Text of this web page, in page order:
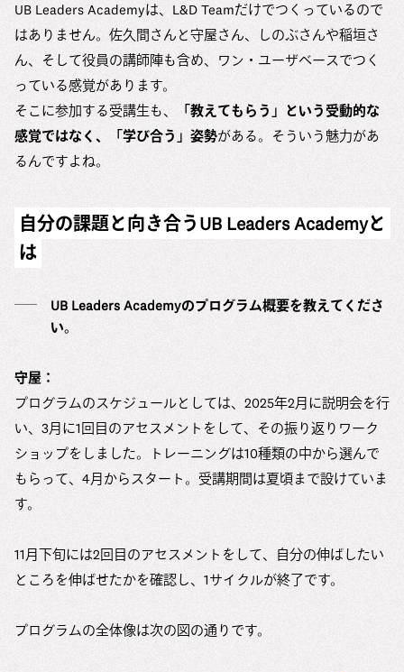
UB Leaders Academyは、L&D Teamだけでつくっているので
はありません。佐久間さんと守屋さん、しのぶさんや稲垣さ
ん、そして役員の講師陣も含め、ワン・ユーザベースでつく
っている感覚があります。
そこに参加する受講生も、
「教えてもらう」という受動的な
感覚ではなく、「学び合う」姿勢がある。そういう魅力があ
るんですよね。
自分の課題と向き合うUB Leaders Academyと
は
UB Leaders Academyのプログラム概要を教えてくださ
い。
守屋：
プログラムのスケジュールとしては、2025年2月に説明会を行
い、3月に1回目のアセスメントをして、その振り返りワーク
ショップをしました。トレーニングは10種類の中から選んで
もらって、4月からスタート。受講期間は夏頃まで設けていま
す。
11月下旬には2回目のアセスメントをして、自分の伸ばしたい
ところを伸ばせたかを確認し、1サイクルが終了です。
プログラムの全体像は次の図の通りです。